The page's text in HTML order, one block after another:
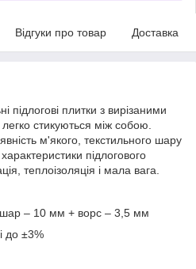
Відгуки про товар Доставка
плитки з вирізаними
стикуються між собою.
м'якого, текстильного шару
підлогового
теплоізоляція і мала вага.
– 10 мм + ворс – 3,5 мм
до ±3%